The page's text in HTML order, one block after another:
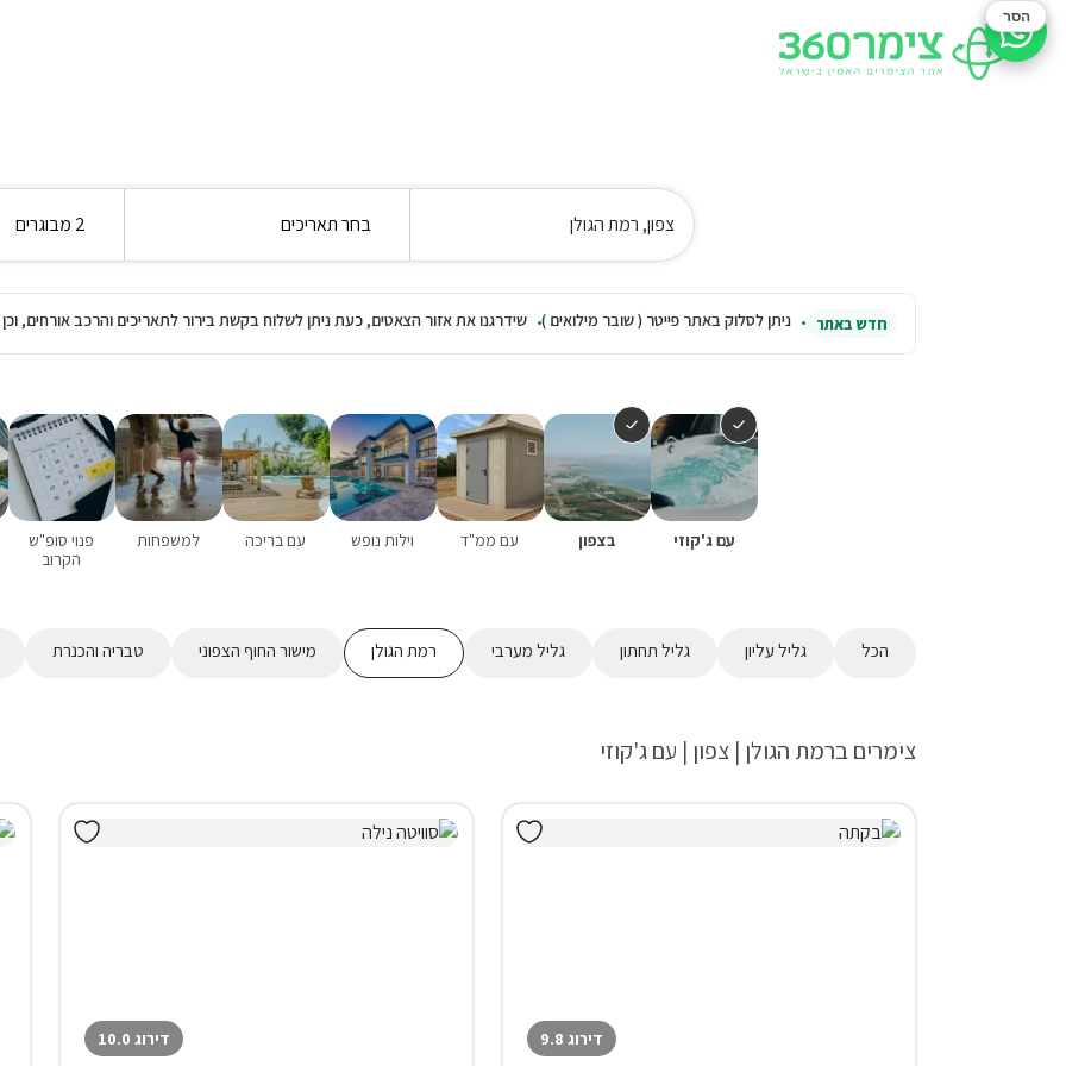
צפון, רמת הגולן בחר תאריכים 2 מבוגרים
חדש באתר ניתן לסלוק באתר פייטר ( שובר מילואים ) שידרגנו את אזור הצאטים, כעת ניתן לשלוח בקשת בירור לתאריכים והרכב אורחים,
עם ג'קוזי בצפון עם ממ"ד וילות נופש עם בריכה למשפחות
פנוי סופ"ש
הקרוב
הכל גליל עליון גליל תחתון גליל מערבי רמת הגולן מישור החוף הצפוני טבריה והכנרת
צימרים ברמת הגולן | צפון | עם ג'קוזי
דירוג 9.8 דירוג 10.0
סיוע בהזמנה
הסר